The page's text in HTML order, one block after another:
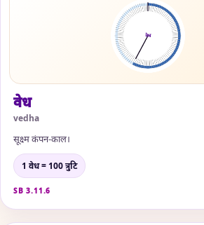
वेध
vedha
सूक्ष्म कंपन-काल।
1 वेध = 100 त्रुटि
SB 3.11.6